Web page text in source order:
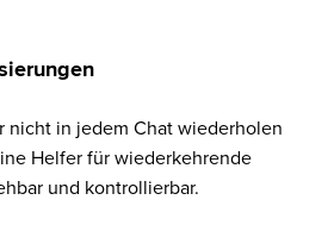
nicht in jedem Chat wiederholen
Helfer für wiederkehrende
und kontrollierbar.